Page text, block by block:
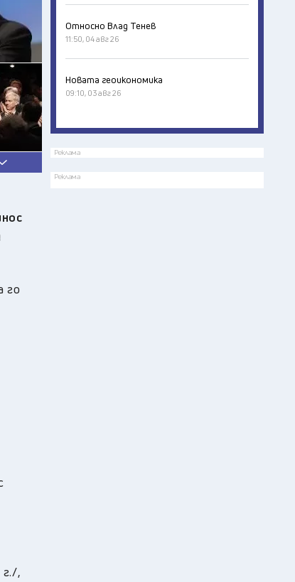
го
,
Относно Влад Тенев
11:50, 04 авг 26
Новата геоикономика
09:10, 03 авг 26
Реклама
Реклама